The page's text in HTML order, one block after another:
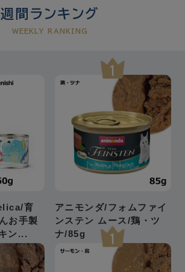
週間ランキング
WEEKLY RANKING